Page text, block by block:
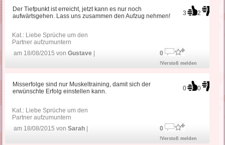
3 2
Der Tiefpunkt ist erreicht, jetzt kann es nur noch
aufwärtsgehen. Lass uns zusammen den Aufzug nehmen!
Kat.: Liebe Sprüche um den
Partner aufzumuntern
am 18/08/2015 vonGustave 0
!Verstoß melden
0 0
Misserfolge sind nur Muskeltraining, damit sich der
erwünschte Erfolg einstellen kann.
Kat.: Liebe Sprüche um den
Partner aufzumuntern
am 18/08/2015 vonSarah 0
!Verstoß melden